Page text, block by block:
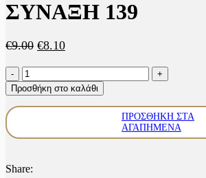
ΣΥΝΑΞΗ 139
€9.00 Original
€9.00.
€8.10Η
είναι:
€8.10.
ΣΥΝΑΞΗ
139
ποσότητα
Προσθήκη στο καλάθι
ΠΡΟΣΘΉΚΗ ΣΤΑ
ΑΓΑΠΗΜΈΝΑ
Share: